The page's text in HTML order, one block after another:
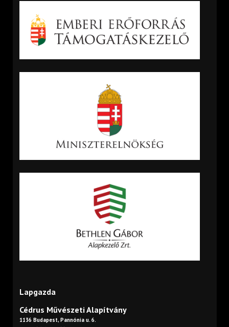
Lapgazda
Cédrus Művészeti Alapítvány
1136 Budapest, Pannónia u. 6.